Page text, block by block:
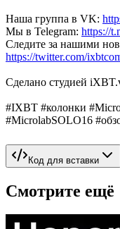
Наша группа в VK:
Мы в Telegram: https://
Следите за нашими
https://twitter.com/
Сделано студией
#IXBT #колонки
#MicrolabSOLO16
Код для вставки
Смотрите ещё